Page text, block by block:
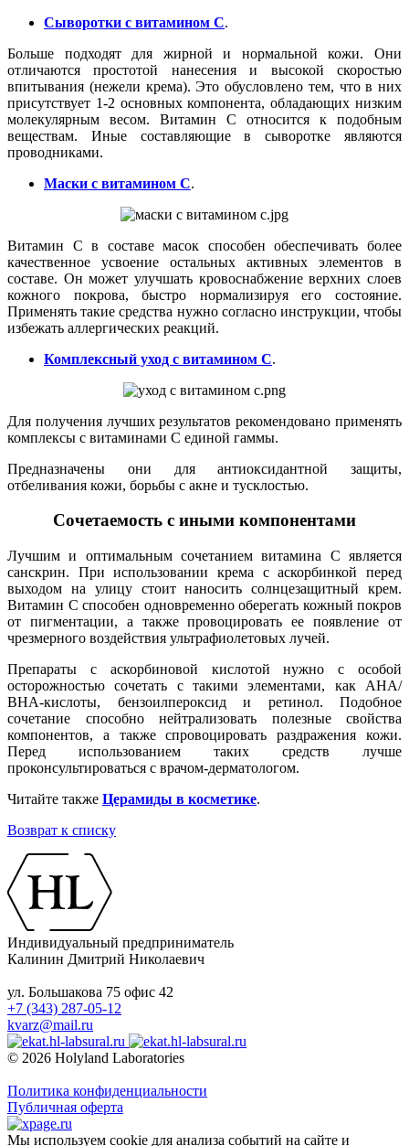
Сыворотки с витамином C.
Больше подходят для жирной и нормальной кожи. Они
отличаются простотой нанесения и высокой скоростью
впитывания (нежели крема). Это обусловлено тем, что в них
присутствует 1-2 основных компонента, обладающих низким
молекулярным весом. Витамин С относится к подобным
веществам. Иные составляющие в сыворотке являются
проводниками.
Маски с витамином C.
Витамин С в составе масок способен обеспечивать более
качественное усвоение остальных активных элементов в
составе. Он может улучшать кровоснабжение верхних слоев
кожного покрова, быстро нормализируя его состояние.
Применять такие средства нужно согласно инструкции, чтобы
избежать аллергических реакций.
Комплексный уход с витамином C.
Для получения лучших результатов рекомендовано применять
комплексы с витаминами С единой гаммы.
Предназначены они для антиоксидантной защиты,
отбеливания кожи, борьбы с акне и тусклостью.
Сочетаемость с иными компонентами
Лучшим и оптимальным сочетанием витамина С является
санскрин. При использовании крема с аскорбинкой перед
выходом на улицу стоит наносить солнцезащитный крем.
Витамин С способен одновременно оберегать кожный покров
от пигментации, а также провоцировать ее появление от
чрезмерного воздействия ультрафиолетовых лучей.
Препараты с аскорбиновой кислотой нужно с особой
осторожностью сочетать с такими элементами, как АНА/
ВНА-кислоты, бензоилпероксид и ретинол. Подобное
сочетание способно нейтрализовать полезные свойства
компонентов, а также спровоцировать раздражения кожи.
Перед использованием таких средств лучше
проконсультироваться с врачом-дерматологом.
Читайте также Церамиды в косметике.
Возврат к списку
Индивидуальный предприниматель
Калинин Дмитрий Николаевич
ул. Большакова 75 офис 42
+7 (343) 287-05-12
kvarz@mail.ru
© 2026 Holyland Laboratories
Политика конфиденциальности
Публичная оферта
Мы используем cookie для анализа событий на сайте и